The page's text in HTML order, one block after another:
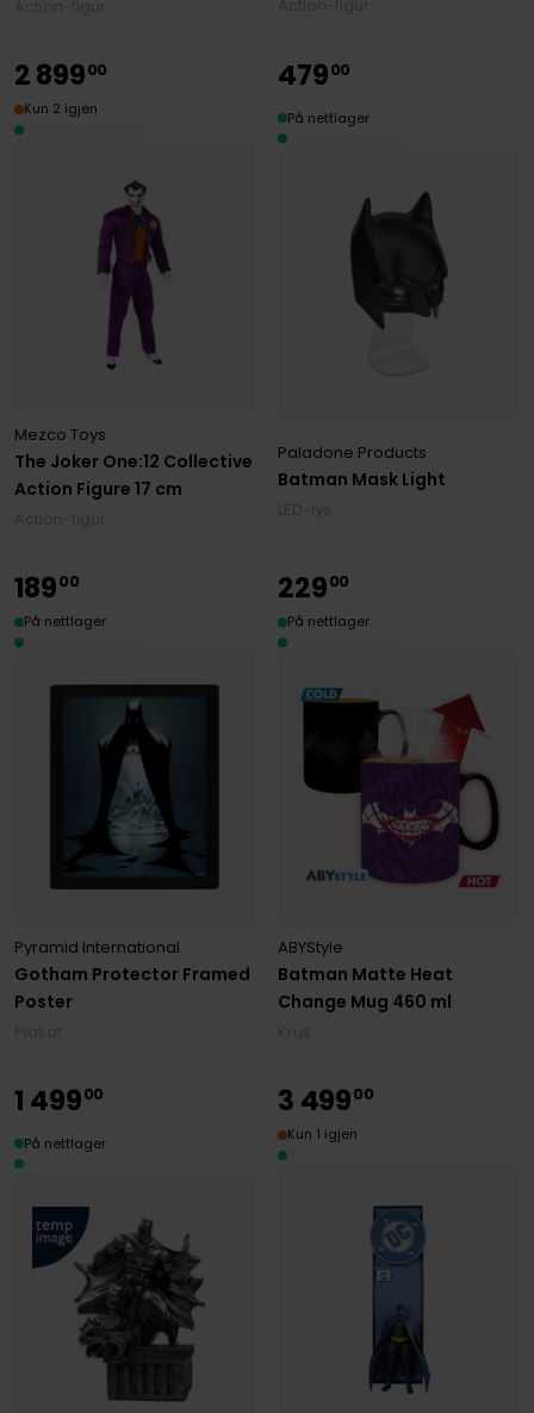
The Joker One:12 Collective
Action Figure 17 cm
Mezco Toys
289900
Kun 2 igjen
Batman Mask Light
Paladone Products
47900
På nettlager
Gotham Protector Framed
Poster
Pyramid International
18900
På nettlager
Batman Matte Heat
Change Mug 460 ml
ABYStyle
22900
På nettlager
1 49900
På nettlager
3 49900
Kun 1 igjen